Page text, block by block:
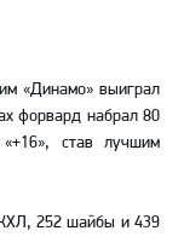
«Динамо» выиграл
форвард набрал 80
став лучшим
252 шайбы и 439